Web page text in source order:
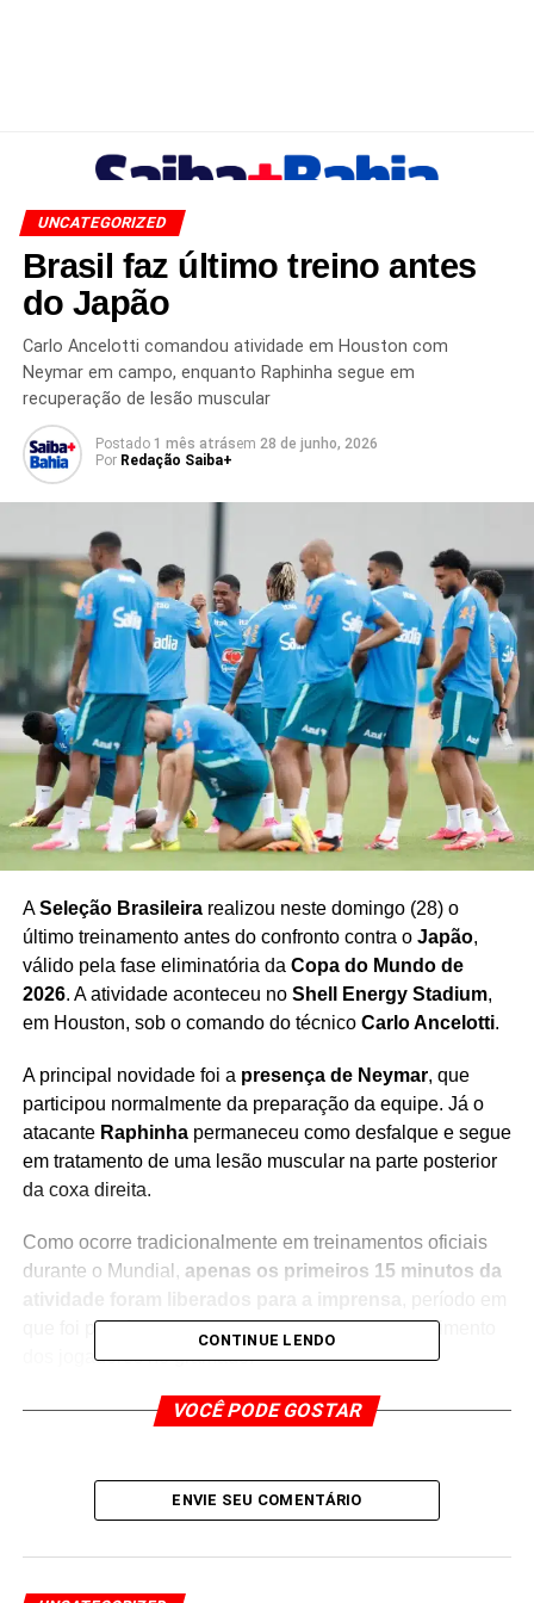
UNCATEGORIZED
Brasil faz último treino antes
do Japão
Carlo Ancelotti comandou atividade em Houston com
Neymar em campo, enquanto Raphinha segue em
recuperação de lesão muscular
Postado 1 mês atrásem 28 de junho, 2026
Por Redação Saiba+
ASeleção Brasileirarealizou neste domingo (28) o
último treinamento antes do confronto contra o Japão,
válido pela fase eliminatória da Copa do Mundo de
2026. A atividade aconteceu no Shell Energy Stadium,
em Houston, sob o comando do técnico Carlo Ancelotti.
A principal novidade foi a presença de Neymar, que
participou normalmente da preparação da equipe. Já o
atacante Raphinhapermaneceu como desfalque e segue
em tratamento de uma lesão muscular na parte posterior
da coxa direita.
Como ocorre tradicionalmente em treinamentos oficiais
durante o Mundial, apenas os primeiros 15 minutos da
que foi possível acompanhar o trabalho de aquecimento
dos jogadores no gramado.
Raphinha foi a única ausência entre os atletas,
comissão técnica monitora diariamente a evolução do
atacante, mas ainda não há confirmação sobre a data de
seu retorno aos gramados.
CONTINUE LENDO
VOCÊ PODE GOSTAR
ENVIE SEU COMENTÁRIO